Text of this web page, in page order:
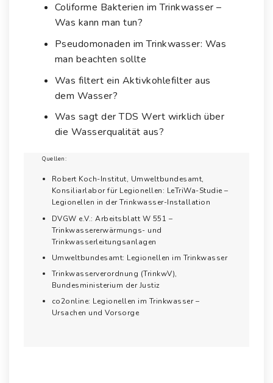
Coliforme Bakterien im Trinkwasser –
Was kann man tun?
Pseudomonaden im Trinkwasser: Was
man beachten sollte
Was filtert ein Aktivkohlefilter aus
dem Wasser?
Was sagt der TDS Wert wirklich über
die Wasserqualität aus?
Quellen:
Robert Koch-Institut, Umweltbundesamt,
Konsiliarlabor für Legionellen: LeTriWa-Studie –
Legionellen in der Trinkwasser-Installation
DVGW e.V.: Arbeitsblatt W 551 –
Trinkwassererwärmungs- und
Trinkwasserleitungsanlagen
Umweltbundesamt: Legionellen im Trinkwasser
Trinkwasserverordnung (TrinkwV),
Bundesministerium der Justiz
co2online: Legionellen im Trinkwasser –
Ursachen und Vorsorge